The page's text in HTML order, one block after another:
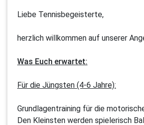
Liebe Tennisbegeisterte,
herzlich willkommen auf unserer
Was Euch erwartet:
Für die Jüngsten (4-6 Jahre):
Grundlagentraining für die
Den Kleinsten werden spielerisch